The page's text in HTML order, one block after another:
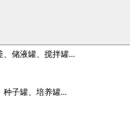
、储液罐、搅拌罐...
种子罐、培养罐...